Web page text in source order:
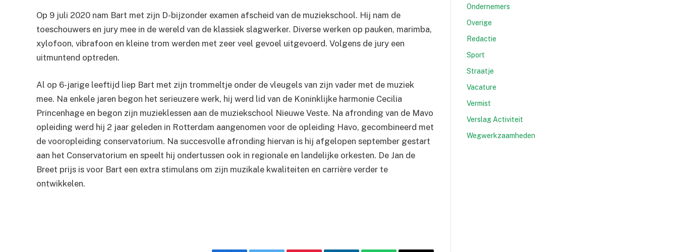
Op 9 juli 2020 nam Bart met zijn D-bijzonder examen afscheid van de muziekschool. Hij nam de
toeschouwers en jury mee in de wereld van de klassiek slagwerker. Diverse werken op pauken, marimba,
xylofoon, vibrafoon en kleine trom werden met zeer veel gevoel uitgevoerd. Volgens de jury een
uitmuntend optreden.
Al op 6-jarige leeftijd liep Bart met zijn trommeltje onder de vleugels van zijn vader met de muziek
mee. Na enkele jaren begon het serieuzere werk, hij werd lid van de Koninklijke harmonie Cecilia
Princenhage en begon zijn muzieklessen aan de muziekschool Nieuwe Veste. Na afronding van de Mavo
opleiding werd hij 2 jaar geleden in Rotterdam aangenomen voor de opleiding Havo, gecombineerd met
de vooropleiding conservatorium. Na succesvolle afronding hiervan is hij afgelopen september gestart
aan het Conservatorium en speelt hij ondertussen ook in regionale en landelijke orkesten. De Jan de
Breet prijs is voor Bart een extra stimulans om zijn muzikale kwaliteiten en carrière verder te
ontwikkelen.
Ondernemers
Overige
Redactie
Sport
Straatje
Vacature
Vermist
Verslag Activiteit
Wegwerkzaamheden